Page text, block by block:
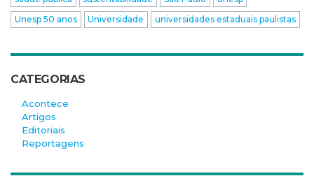
Unesp 50 anos
Universidade universidades estaduais paulistas
CATEGORIAS
Acontece
Artigos
Editoriais
Reportagens